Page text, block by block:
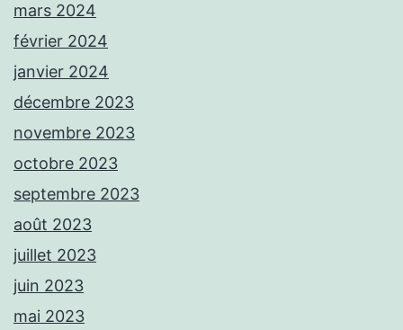
mars 2024
février 2024
janvier 2024
décembre 2023
novembre 2023
octobre 2023
septembre 2023
août 2023
juillet 2023
juin 2023
mai 2023